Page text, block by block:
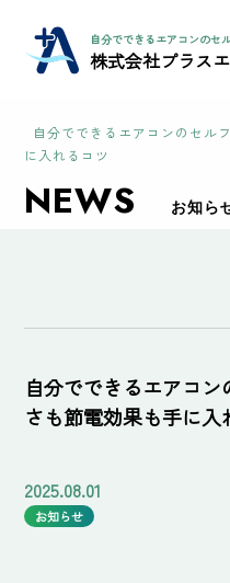
自分でできるエアコンのセ
株式会社プラス
自分でできるエアコンのセル
に入れるコツ
NEWS お知ら
自分でできるエアコ
さも節電効果も手に入
2025.08.01
お知らせ